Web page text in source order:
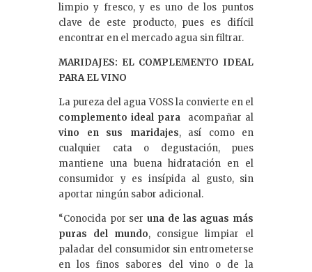
limpio y fresco, y es uno de los puntos
clave de este producto, pues es difícil
encontrar en el mercado agua sin filtrar.
MARIDAJES: EL COMPLEMENTO IDEAL
PARA EL VINO
La pureza del agua VOSS la convierte en el
complemento ideal para
acompañar al
vino en sus maridajes, así como en
cualquier cata o degustación, pues
mantiene una buena hidratación en el
consumidor y es insípida al gusto, sin
aportar ningún sabor adicional.
“Conocida por seruna de las aguas más
puras del mundo, consigue limpiar el
paladar del consumidor sin entrometerse
en los finos sabores del vino o de la